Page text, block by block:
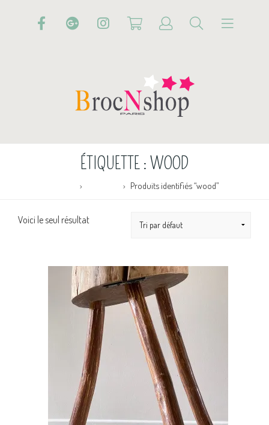
ÉTIQUETTE : WOOD
Produits identifiés “wood”
Voici le seul résultat